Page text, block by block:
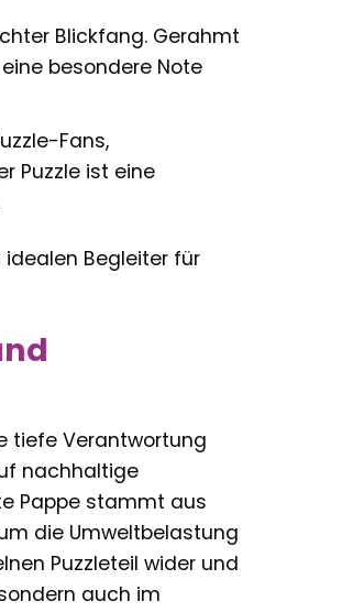
Blickfang. Gerahmt
besondere Note
Fans,
Puzzle ist eine
Begleiter für
tiefe Verantwortung
nachhaltige
Pappe stammt aus
die Umweltbelastung
Puzzleteil wider und
auch im